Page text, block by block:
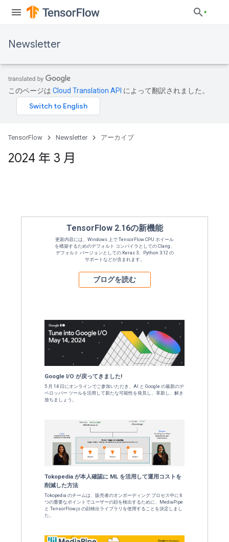
Newsletter
このページは Cloud Translation API によって翻訳されました。
TensorFlow Newsletter アーカイブ
2024 年 3 月
新しいリリースの更新情報を読み、
的) を使用してデバイス上で LLM を
トを削減する方法な
TensorFlow
更新内容には、Windows 上で
を構築するためのデフォルト コン
デフォルト バージョンとしての
サポートなどが含ま
ブログを読